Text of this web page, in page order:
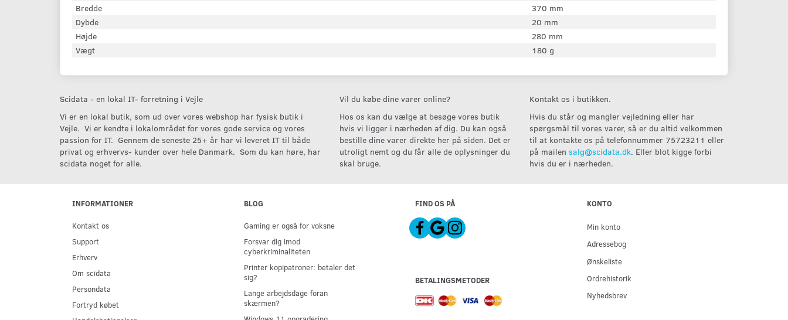
Bredde
370 mm
Dybde
20 mm
Højde
280 mm
Vægt
180 g
Scidata - en lokal IT- forretning i Vejle
Vi er en lokal butik, som ud over vores webshop har fysisk butik i
Vejle. Vi er kendte i lokalområdet for vores gode service og vores
passion for IT. Gennem de seneste 25+ år har vi leveret IT til både
privat og erhvervs- kunder over hele Danmark. Som du kan høre, har
scidata noget for alle.
Vil du købe dine varer online?
Hos os kan du vælge at besøge vores butik
hvis vi ligger i nærheden af dig. Du kan også
bestille dine varer direkte her på siden. Det er
utroligt nemt og du får alle de oplysninger du
skal bruge.
Kontakt os i butikken.
Hvis du står og mangler vejledning eller har
spørgsmål til vores varer, så er du altid velkommen
til at kontakte os på telefonnummer 75723211 eller
på mailen salg@scidata.dk. Eller blot kigge forbi
hvis du er i nærheden.
INFORMATIONER
Kontakt os
Support
Erhverv
Om scidata
Persondata
Fortryd købet
BLOG
Gaming er også for voksne
Forsvar dig imod
cyberkriminaliteten
Printer kopipatroner: betaler det
sig?
Lange arbejdsdage foran
skærmen?
FIND OS PÅ
BETALINGSMETODER
KONTO
Min konto
Adressebog
Ønskeliste
Ordrehistorik
Nyhedsbrev